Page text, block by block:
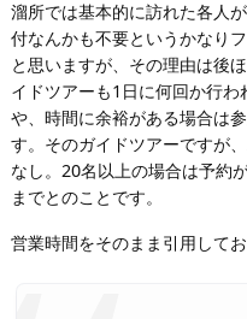
溜所では基本的に訪れた各人
付なんかも不要というかなり
と思いますが、その理由は後
イドツアーも1日に何回か行
や、時間に余裕がある場合は
す。そのガイドツアーですが
なし。20名以上の場合は予約
までとのことです。
営業時間をそのまま引用して